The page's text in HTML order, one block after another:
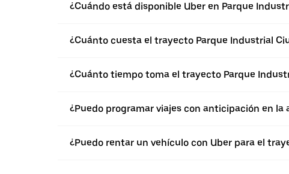
¿Cuándo está disponible Uber en Parque
¿Cuánto cuesta el trayecto Parque Industrial
¿Cuánto tiempo toma el trayecto Parque
¿Puedo programar viajes con anticipación en
¿Puedo rentar un vehículo con Uber para el